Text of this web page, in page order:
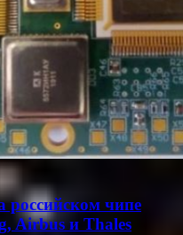
чипе
Airbus и Thales